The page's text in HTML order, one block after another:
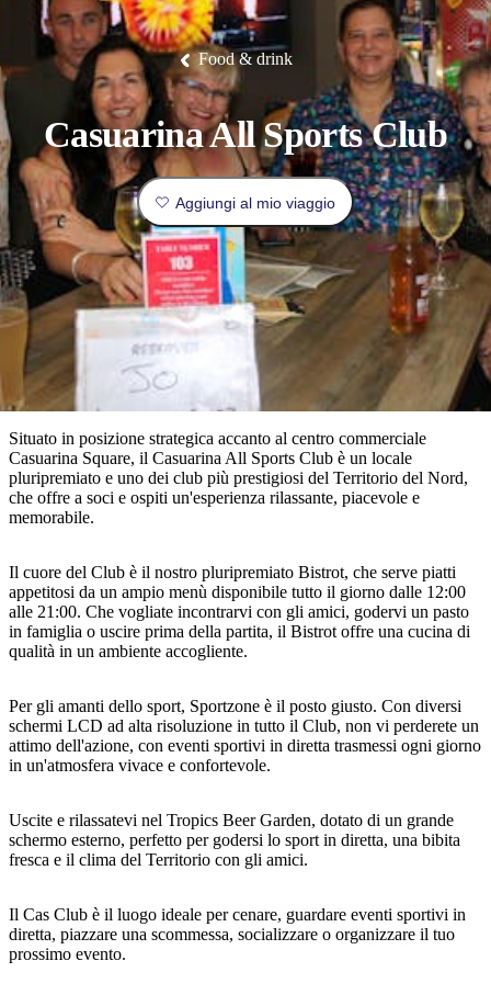
Luoghi
da
visitare
I
luoghi
più
popolari
Outback
e
attività
all'aperto
Esplora
per
regioni
Litchfield
Park
Isole
Tiwi
Arnhem
Land
orientale.
Mataranka
Il
Nitmiluk
Gorge
Karlu
Karlu/Devils
Marbles
Maguk
Tjorita
/
Parco
Nazionale
dei
West
MacDonnell
Cosa
fare
Esperienze
Tipo
di
viaggiatore
Le
esperienze
migliori
fauna
tradizione
Pesca
all’insegna
del
lusso
Camping
e
glamping
Idee
di
viaggio
Pianifica
viaggio
Pianifica
e
prenota
Informazioni
pratiche
Strumenti
per
pianificare
il
viaggio
Cerca:
up
Food & drink
Casuarina All Sports Club
Aggiungi al mio viaggio
Situato in posizione strategica accanto al centro commerciale
Casuarina Square, il Casuarina All Sports Club è un locale
pluripremiato e uno dei club più prestigiosi del Territorio del Nord,
che offre a soci e ospiti un'esperienza rilassante, piacevole e
memorabile.
Il cuore del Club è il nostro pluripremiato Bistrot, che serve piatti
appetitosi da un ampio menù disponibile tutto il giorno dalle 12:00
alle 21:00. Che vogliate incontrarvi con gli amici, godervi un pasto
in famiglia o uscire prima della partita, il Bistrot offre una cucina di
qualità in un ambiente accogliente.
Per gli amanti dello sport, Sportzone è il posto giusto. Con diversi
schermi LCD ad alta risoluzione in tutto il Club, non vi perderete un
attimo dell'azione, con eventi sportivi in diretta trasmessi ogni giorno
in un'atmosfera vivace e confortevole.
Uscite e rilassatevi nel Tropics Beer Garden, dotato di un grande
schermo esterno, perfetto per godersi lo sport in diretta, una bibita
fresca e il clima del Territorio con gli amici.
Il Cas Club è il luogo ideale per cenare, guardare eventi sportivi in
diretta, piazzare una scommessa, socializzare o organizzare il tuo
prossimo evento.